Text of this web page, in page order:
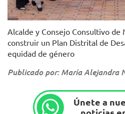
Alcalde y Consejo Consultivo
construir un Plan Distrital de
equidad de género
Publicado por: María Alejandra
Únete a